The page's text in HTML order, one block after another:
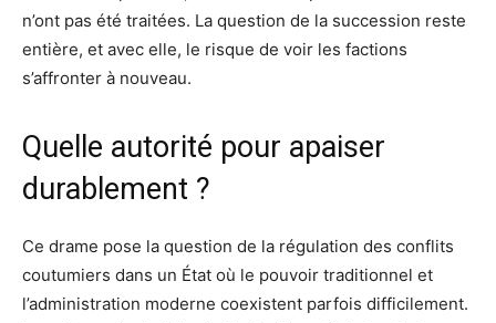
n’ont pas été traitées. La question de la succession reste
entière, et avec elle, le risque de voir les factions
s’affronter à nouveau.
Quelle autorité pour apaiser
durablement ?
Ce drame pose la question de la régulation des conflits
coutumiers dans un État où le pouvoir traditionnel et
l’administration moderne coexistent parfois difficilement.